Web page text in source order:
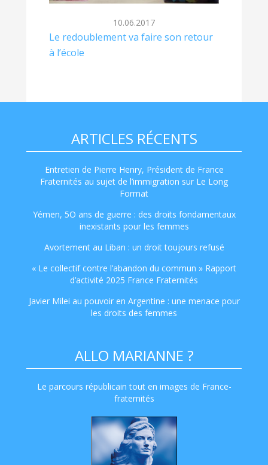
10.06.2017
Le redoublement va faire son retour
à l’école
ARTICLES RÉCENTS
Entretien de Pierre Henry, Président de France
Fraternités au sujet de l’immigration sur Le Long
Format
Yémen, 5O ans de guerre : des droits fondamentaux
inexistants pour les femmes
Avortement au Liban : un droit toujours refusé
« Le collectif contre l’abandon du commun » Rapport
d’activité 2025 France Fraternités
Javier Milei au pouvoir en Argentine : une menace pour
les droits des femmes
ALLO MARIANNE ?
Le parcours républicain tout en images de France-
fraternités